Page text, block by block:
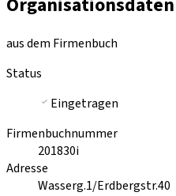
aus dem Firmenbuch
Status
Eingetragen
Firmenbuchnummer
201830i
Adresse
Wasserg.1/Erdbergstr.40